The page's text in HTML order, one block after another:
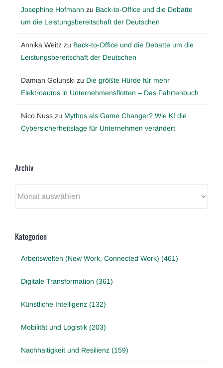
Josephine Hofmann zu Back-to-Office und die Debatte
um die Leistungsbereitschaft der Deutschen
Annika Weitz zu Back-to-Office und die Debatte um die
Leistungsbereitschaft der Deutschen
Damian Golunski zu Die größte Hürde für mehr
Elektroautos in Unternehmensflotten – Das Fahrtenbuch
Nico Nuss zu Mythos als Game Changer? Wie KI die
Cybersicherheitslage für Unternehmen verändert
Archiv
Kategorien
Arbeitswelten (New Work, Connected Work) (461)
Digitale Transformation (361)
Künstliche Intelligenz (132)
Mobilität und Logistik (203)
Nachhaltigkeit und Resilienz (159)